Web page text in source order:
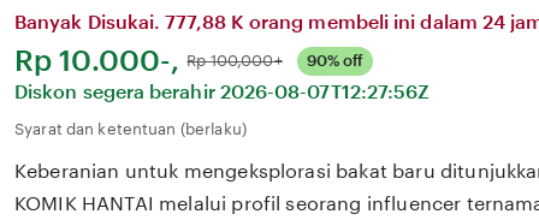
Banyak Disukai. 777,88 K orang membeli ini dalam 24
Harga:
Rp 10.000-, Normal:
Rp 100,000+ 90% off
Diskon segera berahir 2026-08-07T12:27:56Z
Syarat dan ketentuan (berlaku)
Keberanian untuk mengeksplorasi bakat baru
KOMIK HANTAI melalui profil seorang influencer